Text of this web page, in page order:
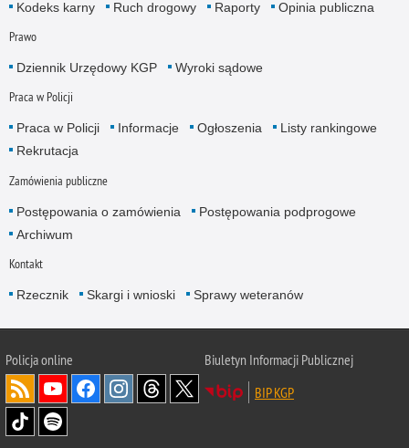
Kodeks karny
Ruch drogowy Raporty Opinia publiczna
Prawo
Dziennik Urzędowy KGP Wyroki sądowe
Praca w Policji
Praca w Policji Informacje Ogłoszenia
Listy rankingowe
Rekrutacja
Zamówienia publiczne
Postępowania o zamówienia
Postępowania podprogowe
Archiwum
Kontakt
Rzecznik Skargi i wnioski Sprawy weteranów
Policjaonline
Biuletyn Informacji Publicznej
BIP KGP